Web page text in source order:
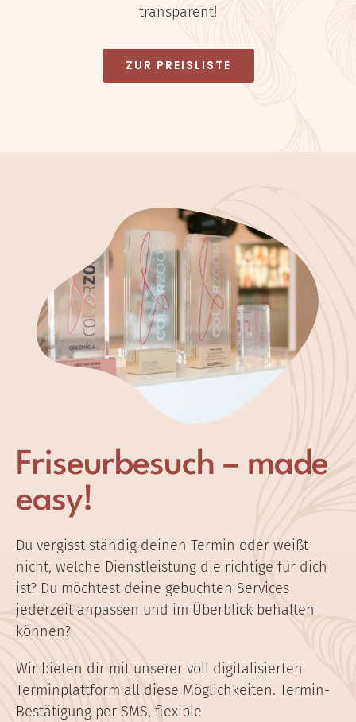
transparent!
ZUR PREISLISTE
Friseurbesuch – made
easy!
Du vergisst ständig deinen Termin oder weißt
nicht, welche Dienstleistung die richtige für dich
ist? Du möchtest deine gebuchten Services
jederzeit anpassen und im Überblick behalten
können?
Wir bieten dir mit unserer voll digitalisierten
Terminplattform all diese Möglichkeiten. Termin-
Bestätigung per SMS, flexible